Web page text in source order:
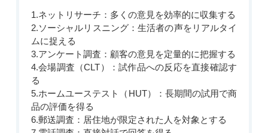
1.ネットリサーチ：多くの意見を効率的に収集する
2.ソーシャルリスニング：生活者の声をリアルタイ
ムに捉える
3.アンケート調査：顧客の意見を定量的に把握する
4.会場調査（CLT）：試作品への反応を直接確認す
る
5.ホームユーステスト（HUT）：長期間の試用で商
品の評価を得る
6.郵送調査：居住地が限定された人を対象とする